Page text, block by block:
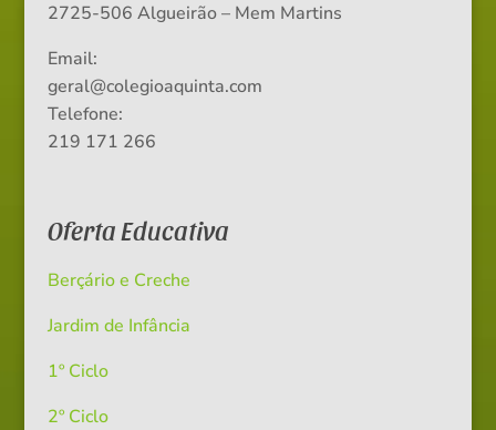
2725-506 Algueirão – Mem Martins
Email:
geral@colegioaquinta.com
Telefone:
219 171 266
Oferta Educativa
Berçário e Creche
Jardim de Infância
1º Ciclo
2º Ciclo